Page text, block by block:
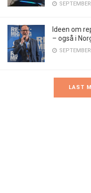
Ideen om
– også i
LAST